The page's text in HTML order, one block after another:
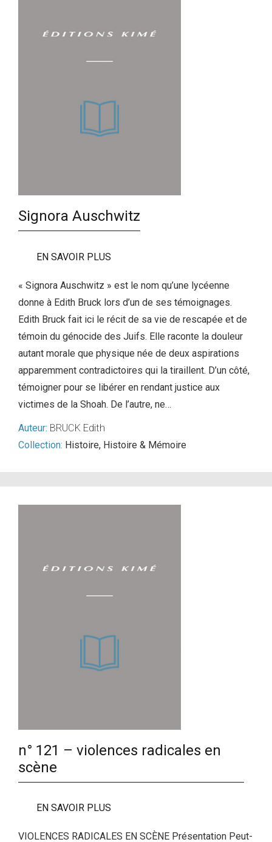
Signora Auschwitz
EN SAVOIR PLUS
« Signora Auschwitz » est le nom qu’une lycéenne
donne à Edith Bruck lors d’un de ses témoignages.
Edith Bruck fait ici le récit de sa vie de rescapée et de
témoin du génocide des Juifs. Elle raconte la douleur
autant morale que physique née de deux aspirations
apparemment contradictoires qui la tiraillent. D’un côté,
témoigner pour se libérer en rendant justice aux
victimes de la Shoah. De l’autre, ne…
Auteur: BRUCK Edith
Collection: Histoire, Histoire & Mémoire
n° 121 – violences radicales en
scène
EN SAVOIR PLUS
VIOLENCES RADICALES EN SCÈNE Présentation Peut-